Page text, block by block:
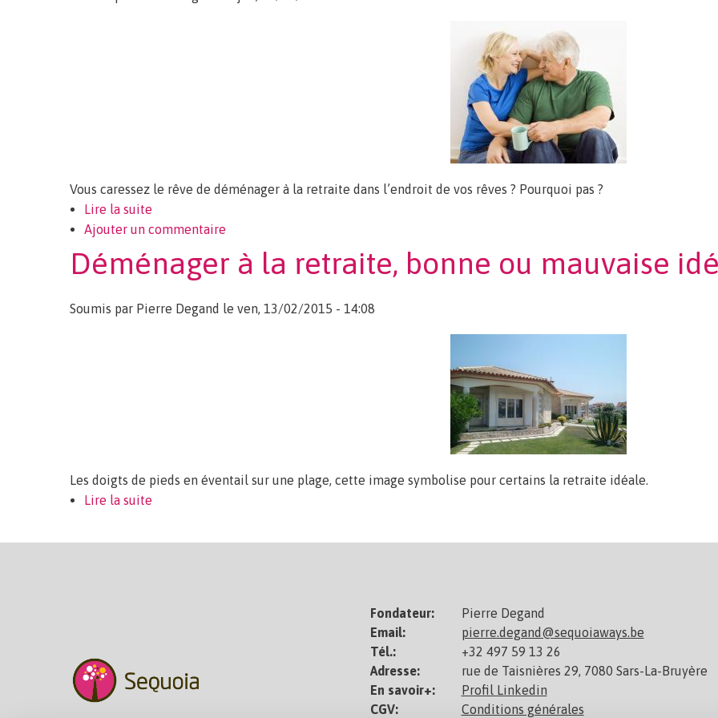
Vous caressez le rêve de déménager à la retraite dans l’endroit de vos rêves ? Pourquoi pas ?
Lire la suite
Ajouter un commentaire
Déménager à la retraite, bonne ou mauvaise
Soumis par Pierre Degand le ven, 13/02/2015 - 14:08
Les doigts de pieds en éventail sur une plage, cette image symbolise pour certains la retraite idéale.
Lire la suite
Fondateur:
Pierre Degand
Email:
pierre.degand@sequoiaways.be
Tél.:
+32 497 59 13 26
Adresse:
rue de Taisnières 29, 7080 Sars-La-Bruyère
En savoir+:
Profil Linkedin
CGV:
Conditions générales